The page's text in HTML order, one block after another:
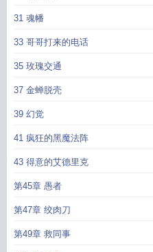
31 魂幡
33 哥哥打来的电话
35 玫瑰交通
37 金蝉脱壳
39 幻觉
41 疯狂的黑魔法阵
43 得意的艾德里克
第45章 愚者
第47章 绞肉刀
第49章 救同事